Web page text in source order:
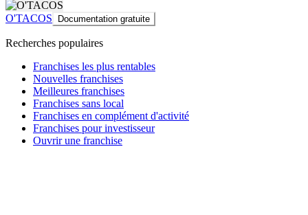
O'TACOS Documentation gratuite
Recherches populaires
Franchises les plus rentables
Nouvelles franchises
Meilleures franchises
Franchises sans local
Franchises en complément d'activité
Franchises pour investisseur
Ouvrir une franchise